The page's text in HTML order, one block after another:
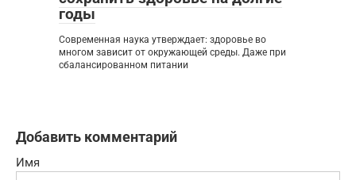
годы
Современная наука утверждает: здоровье во
многом зависит от окружающей среды. Даже при
сбалансированном питании
Добавить комментарий
Имя